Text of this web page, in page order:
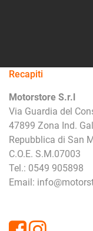
Recapiti
Motorstore S.r.l
Via Guardia del
47899 Zona Ind.
Repubblica di San
C.O.E. S.M.07003
Tel.: 0549 905898
Email:
FacebookInstagram